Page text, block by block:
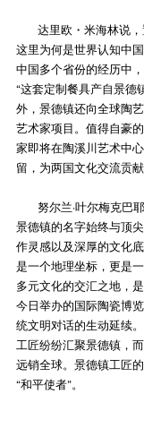
达里欧・米海林说，
这里为何是世界认知中
中国多个省份的经历中
“这套定制餐具产自景德
外，景德镇还向全球陶
艺术家项目。值得自豪
家即将在陶溪川艺术中
留，为两国文化交流贡献
努尔兰·叶尔梅克巴耶
景德镇的名字始终与顶
作灵感以及深厚的文化
是一个地理坐标，更是
多元文化的交汇之地，是
今日举办的国际陶瓷博
统文明对话的生动延续
工匠纷纷汇聚景德镇，
远销全球。景德镇工匠
“和平使者”。